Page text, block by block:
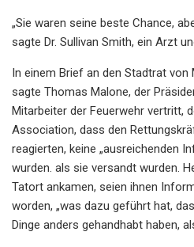
„Sie waren seine beste Chance,
sagte Dr. Sullivan Smith, ein Arzt
In einem Brief an den Stadtrat von
sagte Thomas Malone, der
Mitarbeiter der Feuerwehr vertritt,
Association, dass den
reagierten, keine „ausreichenden
wurden. als sie versandt wurden.
Tatort ankamen, seien ihnen
worden, „was dazu geführt hat,
Dinge anders gehandhabt haben,